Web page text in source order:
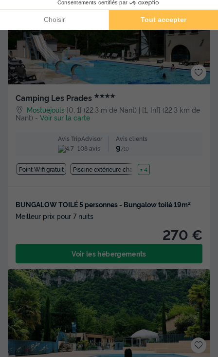
Camping Les Prades ★★★★
Mostuejouls ]0, 1[ (22,3 m de Nant) | [1, Inf[ (22,3 km de
Nant) - Voir sur la carte
Avis TripAdvisor
108 avis
Avis clients
9/10
Point Wifi gratuit Piscine extérieure chauffée
+ 4
BUNGALOW TOILÉ 5 personnes - Bungalow toilé 19m²
Meilleur prix pour 7 nuits
270 €
Voir les hébergements